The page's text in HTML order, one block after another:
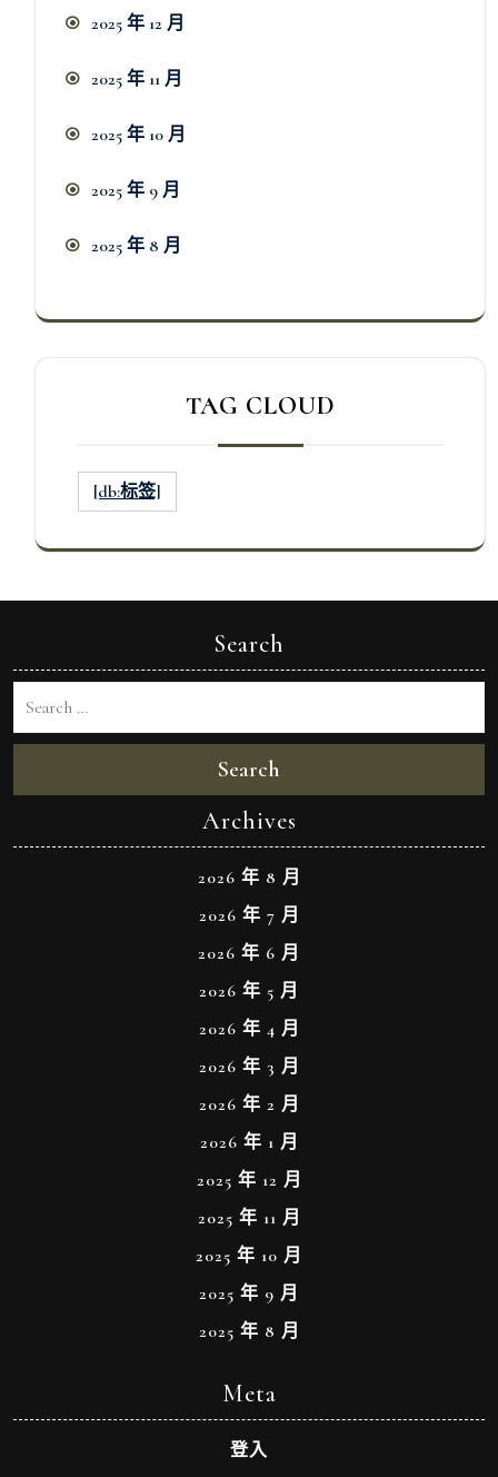
2025 年 12 月
2025 年 11 月
2025 年 10 月
2025 年 9 月
2025 年 8 月
TAG CLOUD
[db:标签]
Search
Search
Archives
2026 年 8 月
2026 年 7 月
2026 年 6 月
2026 年 5 月
2026 年 4 月
2026 年 3 月
2026 年 2 月
2026 年 1 月
2025 年 12 月
2025 年 11 月
2025 年 10 月
2025 年 9 月
2025 年 8 月
Meta
登入